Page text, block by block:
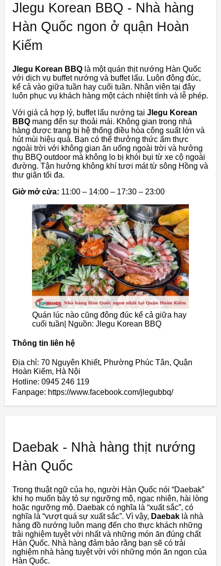
Jlegu Korean BBQ - Nhà hàng
Hàn Quốc ngon ở quận Hoàn
Kiếm
Jlegu Korean BBQ là một quán thịt nướng Hàn Quốc
với dịch vụ buffet nướng và buffet lẩu. Luôn đông đúc,
kể cả vào giữa tuần hay cuối tuần. Nhân viên tại đây
luôn phục vụ khách hàng một cách nhiệt tình và lễ phép.
Với giá cả hợp lý, buffet lẩu nướng tại Jlegu Korean
BBQ mang đến sự thoải mái. Không gian trong nhà
hàng được trang bị hệ thống điều hòa công suất lớn và
hút mùi hiệu quả. Bạn có thể thưởng thức ẩm thực
ngoài trời với không gian ăn uống ngoài trời và hưởng
thụ BBQ outdoor mà không lo bị khói bụi từ xe cộ ngoài
đường. Tận hưởng không khí tươi mát từ sông Hồng và
thư giãn tối đa.
Giờ mở cửa: 11:00 – 14:00 – 17:30 – 23:00
Quán lúc nào cũng đông đúc kể cả giữa hay
cuối tuần| Nguồn: Jlegu Korean BBQ
Thông tin liên hệ
Địa chỉ: 70 Nguyên Khiết, Phường Phúc Tân, Quận
Hoàn Kiếm, Hà Nội
Hotline: 0945 246 119
Fanpage: https://www.facebook.com/jlegubbq/
Daebak - Nhà hàng thịt nướng
Hàn Quốc
Trong thuật ngữ của họ, người Hàn Quốc nói “Daebak”
khi họ muốn bày tỏ sự ngưỡng mộ, ngạc nhiên, hài lòng
hoặc ngưỡng mộ. Daebak có nghĩa là “xuất sắc”, có
nghĩa là “vượt quá sự xuất sắc”. Vì vậy, Daebak là nhà
hàng đồ nướng luôn mang đến cho thực khách những
trải nghiệm tuyệt vời nhất và những món ăn đúng chất
Hàn Quốc. Nhà hàng đảm bảo rằng bạn sẽ có trải
nghiệm nhà hàng tuyệt vời với những món ăn ngon của
Hàn Quốc.